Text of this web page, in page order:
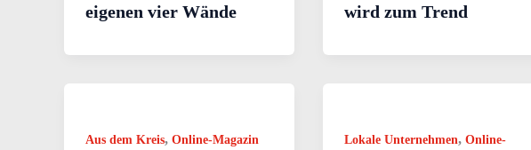
eigenen vier Wände
wird zum Trend
Aus dem Kreis, Online-Magazin Lokale Unternehmen, Online-